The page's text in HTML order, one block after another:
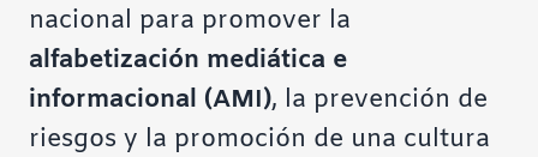
nacional para promover la
alfabetización mediática e
informacional (AMI), la prevención de
riesgos y la promoción de una cultura